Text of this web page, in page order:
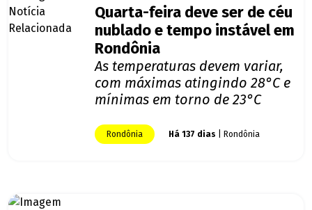
Quarta-feira deve ser de céu
nublado e tempo instável em
Rondônia
As temperaturas devem variar,
com máximas atingindo 28°C e
mínimas em torno de 23°C
Rondônia Há 137 dias | Rondônia